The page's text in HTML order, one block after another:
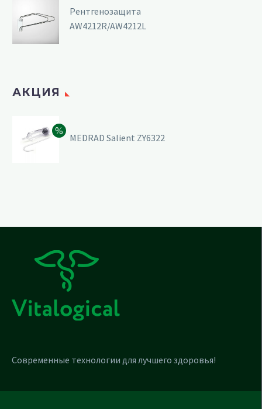
Рентгенозащита
AW4212R/AW4212L
АКЦИЯ
MEDRAD Salient ZY6322
Современные технологии для лучшего здоровья!